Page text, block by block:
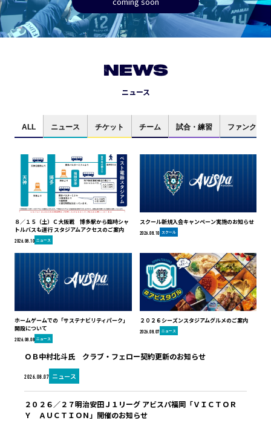
NEWS
ニュース
ALL ニュース チケット チーム 試合・練習 ファンクラブ
８／１５（土）Ｃ大阪戦 博多駅から臨時シャ
トルバスも運行 スタジアムアクセスのご案内
2026.08.10 ニュース
スクール新規入会キャンペーン実施のお知らせ
2026.08.10 スクール
ホームゲームでの「サステナビリティパーク」
開設について
2026.08.08 ニュース
２０２６シーズンスタジアムグルメのご案内
2026.08.07 ニュース
2026.08.07 ニュース
ＯＢ中村北斗氏 クラブ・フェロー契約更新のお知らせ
２０２６／２７明治安田Ｊ１リーグ アビスパ福岡「ＶＩＣＴＯＲ
Ｙ ＡＵＣＴＩＯＮ」開催のお知らせ